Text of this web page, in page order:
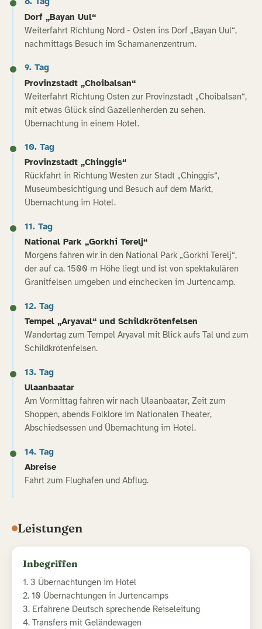
Dorf „Bayan Uul“
Weiterfahrt Richtung Nord - Osten ins Dorf „Bayan Uul“,
nachmittags Besuch im Schamanenzentrum.
9. Tag
Provinzstadt „Choibalsan“
Weiterfahrt Richtung Osten zur Provinzstadt „Choibalsan“,
mit etwas Glück sind Gazellenherden zu sehen.
Übernachtung in einem Hotel.
10. Tag
Provinzstadt „Chinggis“
Rückfahrt in Richtung Westen zur Stadt „Chinggis“,
Museumbesichtigung und Besuch auf dem Markt,
Übernachtung im Hotel.
11. Tag
National Park „Gorkhi Terelj“
Morgens fahren wir in den National Park „Gorkhi Terelj“,
der auf ca. 1500 m Höhe liegt und ist von spektakulären
Granitfelsen umgeben und einchecken im Jurtencamp.
12. Tag
Tempel „Aryaval“ und Schildkrötenfelsen
Wandertag zum Tempel Aryaval mit Blick aufs Tal und zum
Schildkrötenfelsen.
13. Tag
Ulaanbaatar
Am Vormittag fahren wir nach Ulaanbaatar, Zeit zum
Shoppen, abends Folklore im Nationalen Theater,
Abschiedsessen und Übernachtung im Hotel.
14. Tag
Abreise
Fahrt zum Flughafen und Abflug.
Leistungen
Inbegriffen
1. 3 Übernachtungen im Hotel
2. 10 Übernachtungen in Jurtencamps
3. Erfahrene Deutsch sprechende Reiseleitung
4. Transfers mit Geländewagen